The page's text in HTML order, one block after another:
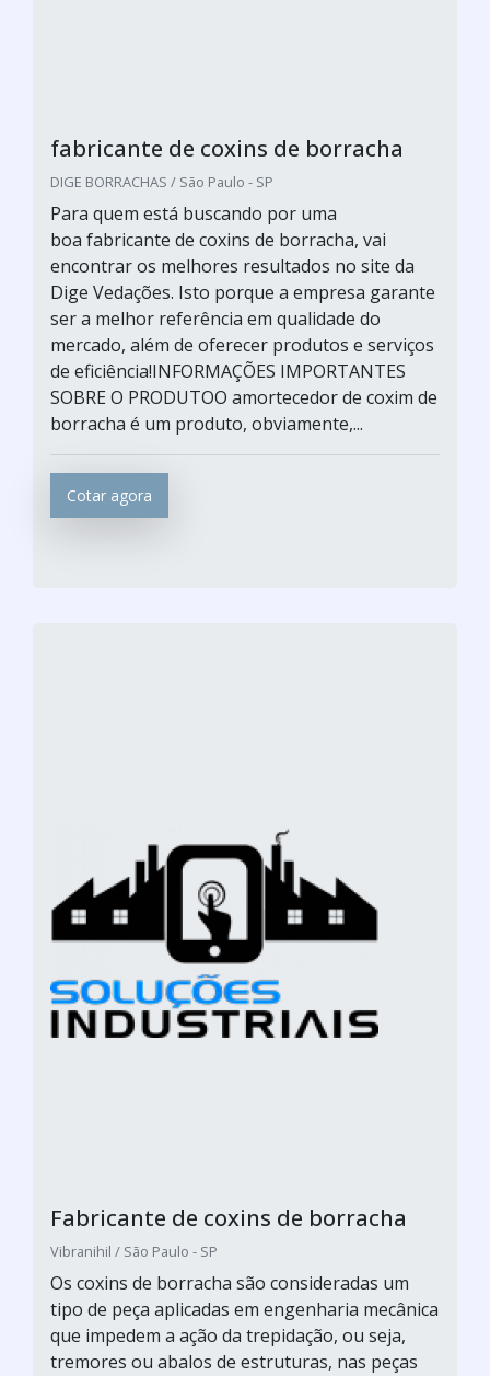
fabricante de coxins de borracha
DIGE BORRACHAS / São Paulo - SP
Para quem está buscando por uma
boa fabricante de coxins de borracha, vai
encontrar os melhores resultados no site da
Dige Vedações. Isto porque a empresa garante
ser a melhor referência em qualidade do
mercado, além de oferecer produtos e serviços
de eficiência!INFORMAÇÕES IMPORTANTES
SOBRE O PRODUTOO amortecedor de coxim de
borracha é um produto, obviamente,...
Cotar agora
Fabricante de coxins de borracha
Vibranihil / São Paulo - SP
Os coxins de borracha são consideradas um
tipo de peça aplicadas em engenharia mecânica
que impedem a ação da trepidação, ou seja,
tremores ou abalos de estruturas, nas peças